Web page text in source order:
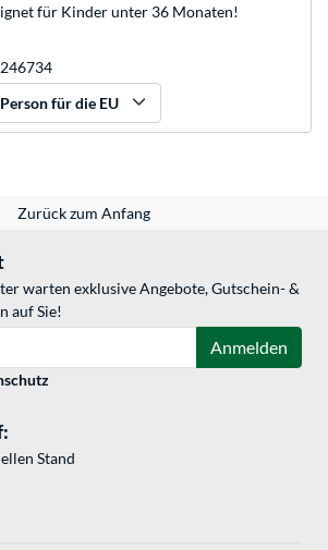
für Kinder unter 36 Monaten!
für die EU
Zurück zum Anfang
warten exklusive Angebote, Gutschein- &
auf Sie!
Anmelden
Stand